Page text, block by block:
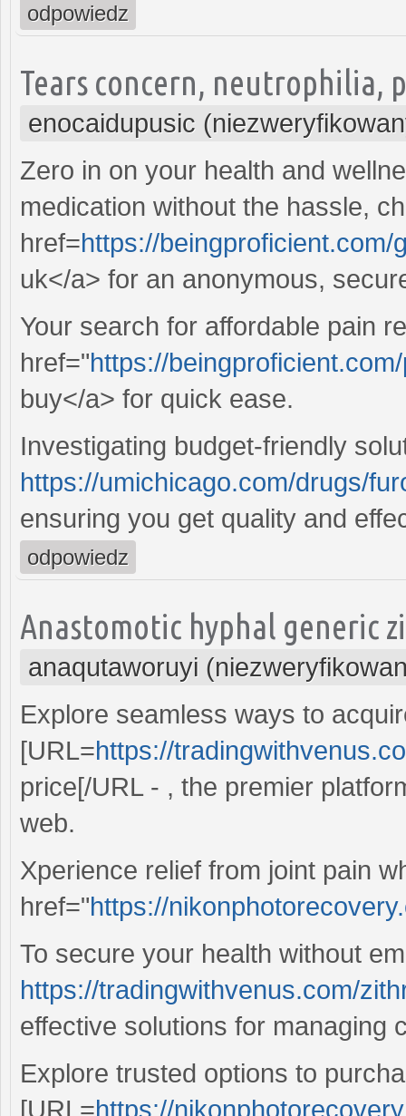
odpowiedz
Tears concern, neutrophilia,
enocaidupusic
Zero in on your health and
medication without the hassle,
href=https://
uk</a> for an anonymous,
Your search for affordable pain
href="https://
buy</a> for quick ease.
Investigating budget-friendly
https://umichicago.com/drugs/
ensuring you get quality and
odpowiedz
Anastomotic hyphal generic
anaqutaworuyi
Explore seamless ways to
[URL=https://
price[/URL - , the premier
web.
Xperience relief from joint pain
href="https://
To secure your health without
https://tradingwithvenus.com/
effective solutions for managing
Explore trusted options to
[URL=https://